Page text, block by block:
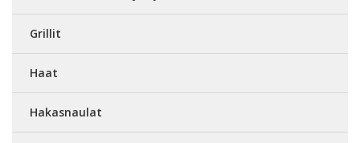
Grillit
Haat
Hakasnaulat